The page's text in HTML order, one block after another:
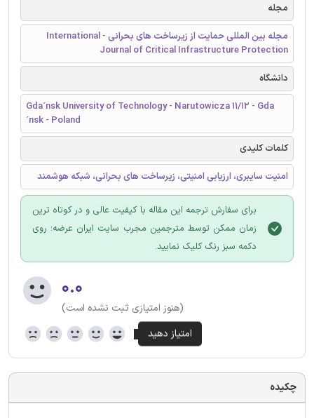
مجله
مجله بین المللی حمایت از زیرساخت های بحرانی - International
Journal of Critical Infrastructure Protection
دانشگاه
Gda´nsk University of Technology - Narutowicza 11/12 - Gda
´nsk - Poland
کلمات کلیدی
امنیت سایبری، ارزیابی امنیتی، زیرساخت های بحرانی، شبکه هوشمند
برای سفارش ترجمه این مقاله با کیفیت عالی و در کوتاه ترین
زمان ممکن توسط مترجمین مجرب سایت ایران عرضه؛ روی
دکمه سبز رنگ کلیک نمایید.
۰.۰
(هنوز امتیازی ثبت نشده است)
چکیده